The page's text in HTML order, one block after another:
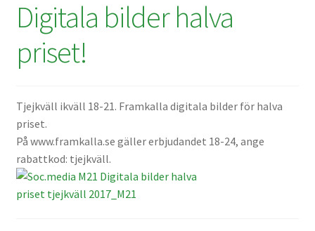
framkalla.se
Rädda dina raderade bilder
ID/ Körkort / Visumfoto
Skadefoto / Försäkringsärenden
Skolfoto / Idrottsförening
Digitala bilder halva
priset!
Tjejkväll ikväll 18-21. Framkalla digitala bilder för halva
priset.
På www.framkalla.se gäller erbjudandet 18-24, ange
rabattkod: tjejkväll.